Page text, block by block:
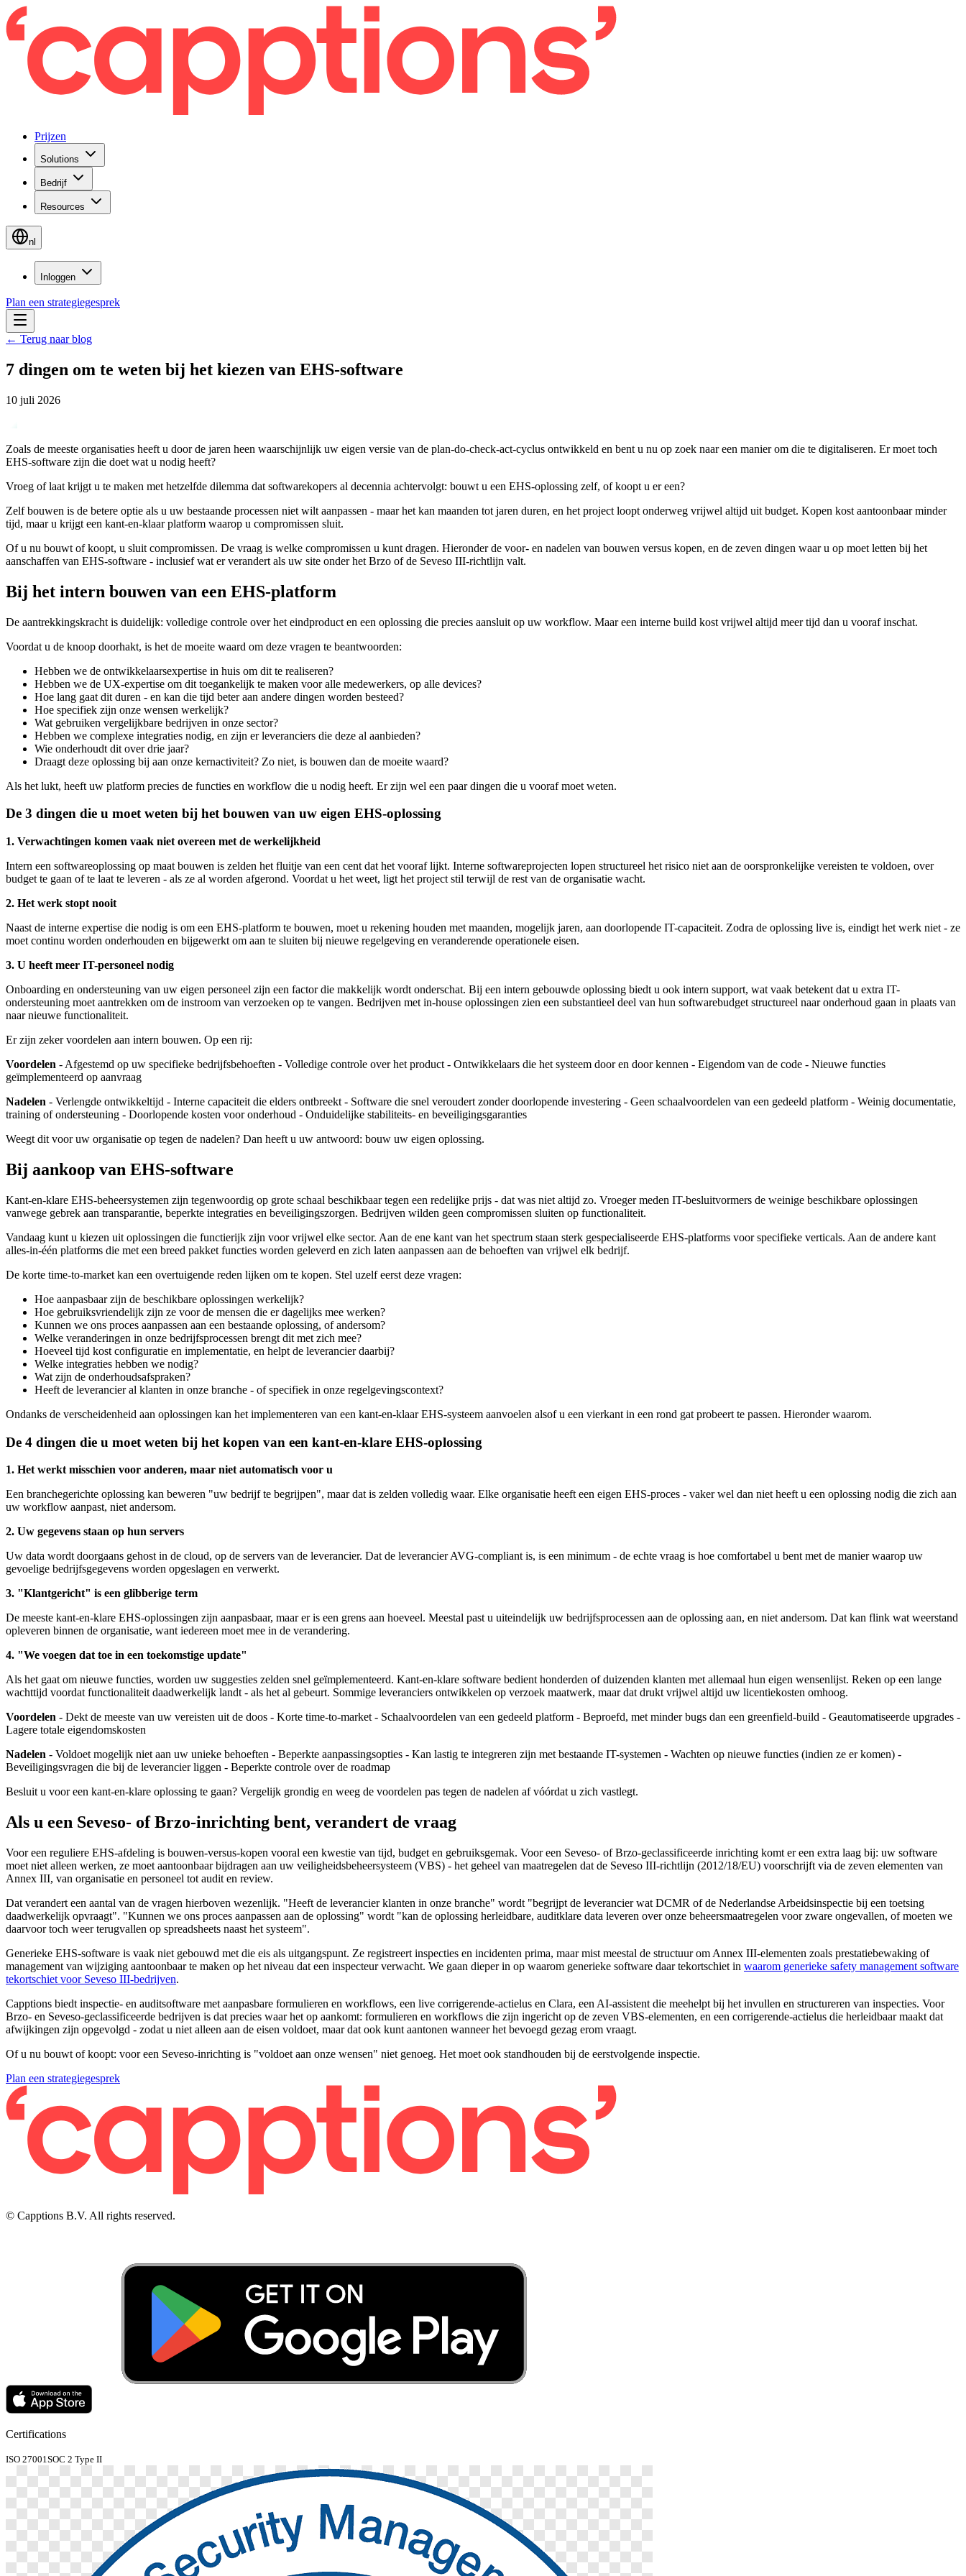
Prijzen
Solutions
Bedrijf
Resources
nl
Inloggen
Plan een strategiegesprek
← Terug naar blog
7 dingen om te weten bij het kiezen van EHS-software
10 juli 2026
Zoals de meeste organisaties heeft u door de jaren heen waarschijnlijk uw eigen versie van de plan-do-check-act-cyclus ontwikkeld en bent u nu op zoek naar een manier om die te digitaliseren. Er moet toch
EHS-software zijn die doet wat u nodig heeft?
Vroeg of laat krijgt u te maken met hetzelfde dilemma dat softwarekopers al decennia achtervolgt: bouwt u een EHS-oplossing zelf, of koopt u er een?
Zelf bouwen is de betere optie als u uw bestaande processen niet wilt aanpassen - maar het kan maanden tot jaren duren, en het project loopt onderweg vrijwel altijd uit budget. Kopen kost aantoonbaar minder
tijd, maar u krijgt een kant-en-klaar platform waarop u compromissen sluit.
Of u nu bouwt of koopt, u sluit compromissen. De vraag is welke compromissen u kunt dragen. Hieronder de voor- en nadelen van bouwen versus kopen, en de zeven dingen waar u op moet letten bij het
aanschaffen van EHS-software - inclusief wat er verandert als uw site onder het Brzo of de Seveso III-richtlijn valt.
Bij het intern bouwen van een EHS-platform
De aantrekkingskracht is duidelijk: volledige controle over het eindproduct en een oplossing die precies aansluit op uw workflow. Maar een interne build kost vrijwel altijd meer tijd dan u vooraf inschat.
Voordat u de knoop doorhakt, is het de moeite waard om deze vragen te beantwoorden:
Hebben we de ontwikkelaarsexpertise in huis om dit te realiseren?
Hebben we de UX-expertise om dit toegankelijk te maken voor alle medewerkers, op alle devices?
Hoe lang gaat dit duren - en kan die tijd beter aan andere dingen worden besteed?
Hoe specifiek zijn onze wensen werkelijk?
Wat gebruiken vergelijkbare bedrijven in onze sector?
Hebben we complexe integraties nodig, en zijn er leveranciers die deze al aanbieden?
Wie onderhoudt dit over drie jaar?
Draagt deze oplossing bij aan onze kernactiviteit? Zo niet, is bouwen dan de moeite waard?
Als het lukt, heeft uw platform precies de functies en workflow die u nodig heeft. Er zijn wel een paar dingen die u vooraf moet weten.
De 3 dingen die u moet weten bij het bouwen van uw eigen EHS-oplossing
1. Verwachtingen komen vaak niet overeen met de werkelijkheid
Intern een softwareoplossing op maat bouwen is zelden het fluitje van een cent dat het vooraf lijkt. Interne softwareprojecten lopen structureel het risico niet aan de oorspronkelijke vereisten te voldoen, over
budget te gaan of te laat te leveren - als ze al worden afgerond. Voordat u het weet, ligt het project stil terwijl de rest van de organisatie wacht.
2. Het werk stopt nooit
Naast de interne expertise die nodig is om een EHS-platform te bouwen, moet u rekening houden met maanden, mogelijk jaren, aan doorlopende IT-capaciteit. Zodra de oplossing live is, eindigt het werk niet - ze
moet continu worden onderhouden en bijgewerkt om aan te sluiten bij nieuwe regelgeving en veranderende operationele eisen.
3. U heeft meer IT-personeel nodig
Onboarding en ondersteuning van uw eigen personeel zijn een factor die makkelijk wordt onderschat. Bij een intern gebouwde oplossing biedt u ook intern support, wat vaak betekent dat u extra IT-
ondersteuning moet aantrekken om de instroom van verzoeken op te vangen. Bedrijven met in-house oplossingen zien een substantieel deel van hun softwarebudget structureel naar onderhoud gaan in plaats van
naar nieuwe functionaliteit.
Er zijn zeker voordelen aan intern bouwen. Op een rij:
Voordelen - Afgestemd op uw specifieke bedrijfsbehoeften - Volledige controle over het product - Ontwikkelaars die het systeem door en door kennen - Eigendom van de code - Nieuwe functies
geïmplementeerd op aanvraag
Nadelen - Verlengde ontwikkeltijd - Interne capaciteit die elders ontbreekt - Software die snel veroudert zonder doorlopende investering - Geen schaalvoordelen van een gedeeld platform - Weinig documentatie,
training of ondersteuning - Doorlopende kosten voor onderhoud - Onduidelijke stabiliteits- en beveiligingsgaranties
Weegt dit voor uw organisatie op tegen de nadelen? Dan heeft u uw antwoord: bouw uw eigen oplossing.
Bij aankoop van EHS-software
Kant-en-klare EHS-beheersystemen zijn tegenwoordig op grote schaal beschikbaar tegen een redelijke prijs - dat was niet altijd zo. Vroeger meden IT-besluitvormers de weinige beschikbare oplossingen
vanwege gebrek aan transparantie, beperkte integraties en beveiligingszorgen. Bedrijven wilden geen compromissen sluiten op functionaliteit.
Vandaag kunt u kiezen uit oplossingen die functierijk zijn voor vrijwel elke sector. Aan de ene kant van het spectrum staan sterk gespecialiseerde EHS-platforms voor specifieke verticals. Aan de andere kant
alles-in-één platforms die met een breed pakket functies worden geleverd en zich laten aanpassen aan de behoeften van vrijwel elk bedrijf.
De korte time-to-market kan een overtuigende reden lijken om te kopen. Stel uzelf eerst deze vragen:
Hoe aanpasbaar zijn de beschikbare oplossingen werkelijk?
Hoe gebruiksvriendelijk zijn ze voor de mensen die er dagelijks mee werken?
Kunnen we ons proces aanpassen aan een bestaande oplossing, of andersom?
Welke veranderingen in onze bedrijfsprocessen brengt dit met zich mee?
Hoeveel tijd kost configuratie en implementatie, en helpt de leverancier daarbij?
Welke integraties hebben we nodig?
Wat zijn de onderhoudsafspraken?
Heeft de leverancier al klanten in onze branche - of specifiek in onze regelgevingscontext?
Ondanks de verscheidenheid aan oplossingen kan het implementeren van een kant-en-klaar EHS-systeem aanvoelen alsof u een vierkant in een rond gat probeert te passen. Hieronder waarom.
De 4 dingen die u moet weten bij het kopen van een kant-en-klare EHS-oplossing
1. Het werkt misschien voor anderen, maar niet automatisch voor u
Een branchegerichte oplossing kan beweren "uw bedrijf te begrijpen", maar dat is zelden volledig waar. Elke organisatie heeft een eigen EHS-proces - vaker wel dan niet heeft u een oplossing nodig die zich aan
uw workflow aanpast, niet andersom.
2. Uw gegevens staan op hun servers
Uw data wordt doorgaans gehost in de cloud, op de servers van de leverancier. Dat de leverancier AVG-compliant is, is een minimum - de echte vraag is hoe comfortabel u bent met de manier waarop uw
gevoelige bedrijfsgegevens worden opgeslagen en verwerkt.
3. "Klantgericht" is een glibberige term
De meeste kant-en-klare EHS-oplossingen zijn aanpasbaar, maar er is een grens aan hoeveel. Meestal past u uiteindelijk uw bedrijfsprocessen aan de oplossing aan, en niet andersom. Dat kan flink wat weerstand
opleveren binnen de organisatie, want iedereen moet mee in de verandering.
4. "We voegen dat toe in een toekomstige update"
Als het gaat om nieuwe functies, worden uw suggesties zelden snel geïmplementeerd. Kant-en-klare software bedient honderden of duizenden klanten met allemaal hun eigen wensenlijst. Reken op een lange
wachttijd voordat functionaliteit daadwerkelijk landt - als het al gebeurt. Sommige leveranciers ontwikkelen op verzoek maatwerk, maar dat drukt vrijwel altijd uw licentiekosten omhoog.
Voordelen - Dekt de meeste van uw vereisten uit de doos - Korte time-to-market - Schaalvoordelen van een gedeeld platform - Beproefd, met minder bugs dan een greenfield-build - Geautomatiseerde upgrades -
Lagere totale eigendomskosten
Nadelen - Voldoet mogelijk niet aan uw unieke behoeften - Beperkte aanpassingsopties - Kan lastig te integreren zijn met bestaande IT-systemen - Wachten op nieuwe functies (indien ze er komen) -
Beveiligingsvragen die bij de leverancier liggen - Beperkte controle over de roadmap
Besluit u voor een kant-en-klare oplossing te gaan? Vergelijk grondig en weeg de voordelen pas tegen de nadelen af vóórdat u zich vastlegt.
Als u een Seveso- of Brzo-inrichting bent, verandert de vraag
Voor een reguliere EHS-afdeling is bouwen-versus-kopen vooral een kwestie van tijd, budget en gebruiksgemak. Voor een Seveso- of Brzo-geclassificeerde inrichting komt er een extra laag bij: uw software
moet niet alleen werken, ze moet aantoonbaar bijdragen aan uw veiligheidsbeheersysteem (VBS) - het geheel van maatregelen dat de Seveso III-richtlijn (2012/18/EU) voorschrijft via de zeven elementen van
Annex III, van organisatie en personeel tot audit en review.
Dat verandert een aantal van de vragen hierboven wezenlijk. "Heeft de leverancier klanten in onze branche" wordt "begrijpt de leverancier wat DCMR of de Nederlandse Arbeidsinspectie bij een toetsing
daadwerkelijk opvraagt". "Kunnen we ons proces aanpassen aan de oplossing" wordt "kan de oplossing herleidbare, auditklare data leveren over onze beheersmaatregelen voor zware ongevallen, of moeten we
daarvoor toch weer terugvallen op spreadsheets naast het systeem".
Generieke EHS-software is vaak niet gebouwd met die eis als uitgangspunt. Ze registreert inspecties en incidenten prima, maar mist meestal de structuur om Annex III-elementen zoals prestatiebewaking of
management van wijziging aantoonbaar te maken op het niveau dat een inspecteur verwacht. We gaan dieper in op waarom generieke software daar tekortschiet in waarom generieke safety management software
tekortschiet voor Seveso III-bedrijven.
Capptions biedt inspectie- en auditsoftware met aanpasbare formulieren en workflows, een live corrigerende-actielus en Clara, een AI-assistent die meehelpt bij het invullen en structureren van inspecties. Voor
Brzo- en Seveso-geclassificeerde bedrijven is dat precies waar het op aankomt: formulieren en workflows die zijn ingericht op de zeven VBS-elementen, en een corrigerende-actielus die herleidbaar maakt dat
afwijkingen zijn opgevolgd - zodat u niet alleen aan de eisen voldoet, maar dat ook kunt aantonen wanneer het bevoegd gezag erom vraagt.
Of u nu bouwt of koopt: voor een Seveso-inrichting is "voldoet aan onze wensen" niet genoeg. Het moet ook standhouden bij de eerstvolgende inspectie.
Plan een strategiegesprek
© Capptions B.V. All rights reserved.
Certifications
ISO 27001SOC 2 Type II